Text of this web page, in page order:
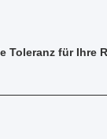
Toleranz für Ihre